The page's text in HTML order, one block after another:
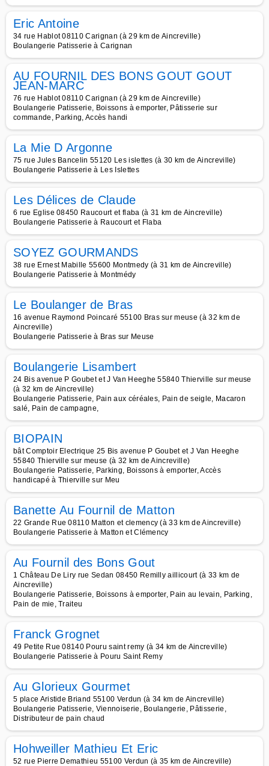
Eric Antoine
34 rue Hablot 08110 Carignan (à 29 km de Aincreville)
Boulangerie Patisserie à Carignan
AU FOURNIL DES BONS GOUT GOUT
JEAN-MARC
76 rue Hablot 08110 Carignan (à 29 km de Aincreville)
Boulangerie Patisserie, Boissons à emporter, Pâtisserie sur
commande, Parking, Accès handi
La Mie D Argonne
75 rue Jules Bancelin 55120 Les islettes (à 30 km de Aincreville)
Boulangerie Patisserie à Les Islettes
Les Délices de Claude
6 rue Eglise 08450 Raucourt et flaba (à 31 km de Aincreville)
Boulangerie Patisserie à Raucourt et Flaba
SOYEZ GOURMANDS
38 rue Ernest Mabille 55600 Montmedy (à 31 km de Aincreville)
Boulangerie Patisserie à Montmédy
Le Boulanger de Bras
16 avenue Raymond Poincaré 55100 Bras sur meuse (à 32 km de
Aincreville)
Boulangerie Patisserie à Bras sur Meuse
Boulangerie Lisambert
24 Bis avenue P Goubet et J Van Heeghe 55840 Thierville sur meuse
(à 32 km de Aincreville)
Boulangerie Patisserie, Pain aux céréales, Pain de seigle, Macaron
salé, Pain de campagne,
BIOPAIN
bât Comptoir Electrique 25 Bis avenue P Goubet et J Van Heeghe
55840 Thierville sur meuse (à 32 km de Aincreville)
Boulangerie Patisserie, Parking, Boissons à emporter, Accès
handicapé à Thierville sur Meu
Banette Au Fournil de Matton
22 Grande Rue 08110 Matton et clemency (à 33 km de Aincreville)
Boulangerie Patisserie à Matton et Clémency
Au Fournil des Bons Gout
1 Château De Liry rue Sedan 08450 Remilly aillicourt (à 33 km de
Aincreville)
Boulangerie Patisserie, Boissons à emporter, Pain au levain, Parking,
Pain de mie, Traiteu
Franck Grognet
49 Petite Rue 08140 Pouru saint remy (à 34 km de Aincreville)
Boulangerie Patisserie à Pouru Saint Remy
Au Glorieux Gourmet
5 place Aristide Briand 55100 Verdun (à 34 km de Aincreville)
Boulangerie Patisserie, Viennoiserie, Boulangerie, Pâtisserie,
Distributeur de pain chaud
Hohweiller Mathieu Et Eric
52 rue Pierre Demathieu 55100 Verdun (à 35 km de Aincreville)